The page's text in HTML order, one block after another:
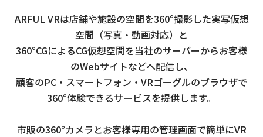
ARFUL VRは店舗や施設の空間を360°撮影した実写仮想
空間（写真・動画対応）と
360°CGによるCG仮想空間を当社のサーバーからお客様
のWebサイトなどへ配信し、
顧客のPC・スマートフォン・VRゴーグルのブラウザで
360°体験できるサービスを提供します。
市販の360°カメラとお客様専用の管理画面で簡単にVR